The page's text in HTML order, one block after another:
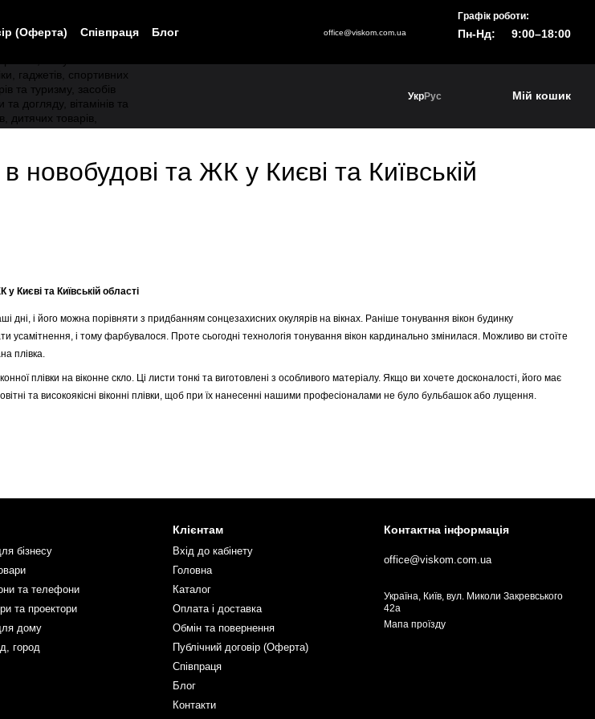
(Оферта) Співпраця
Блог
office@viskom.com.ua
Графік роботи:
Пн-Нд: 9:00–18:00
УкрРус Мій кошик
новобудові та ЖК у Києві та Київській
Києві та Київській області
дні, і його можна порівняти з придбанням сонцезахисних окулярів на вікнах. Раніше тонування вікон будинку
усамітнення, і тому фарбувалося. Проте сьогодні технологія тонування вікон кардинально змінилася. Можливо ви стоїте
плівка.
плівки на віконне скло. Ці листи тонкі та виготовлені з особливого матеріалу. Якщо ви хочете досконалості, його має
та високоякісні віконні плівки, щоб при їх нанесенні нашими професіоналами не було бульбашок або лущення.
УФ-променів
вікон.
бізнесу
та телефони
та проектори
дому
город
Клієнтам
Вхід до кабінету
Головна
Каталог
Оплата і доставка
Обмін та повернення
Публічний договір (Оферта)
Співпраця
Блог
Контакти
Контактна інформація
office@viskom.com.ua
Україна, Київ, вул. Миколи Закревського
42а
Мапа проїзду